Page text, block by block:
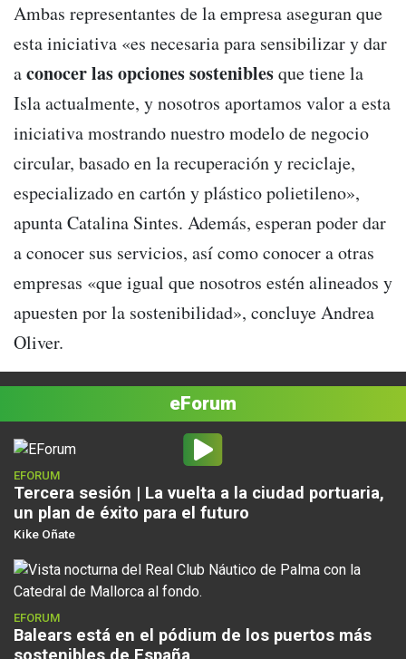
Ambas representantes de la empresa aseguran que
esta iniciativa «es necesaria para sensibilizar y dar
aconocer las opciones sosteniblesque tiene la
Isla actualmente, y nosotros aportamos valor a esta
iniciativa mostrando nuestro modelo de negocio
circular, basado en la recuperación y reciclaje,
especializado en cartón y plástico polietileno»,
apunta Catalina Sintes. Además, esperan poder dar
a conocer sus servicios, así como conocer a otras
empresas «que igual que nosotros estén alineados y
apuesten por la sostenibilidad», concluye Andrea
Oliver.
eForum
EFORUM
Tercera sesión | La vuelta a la ciudad portuaria,
un plan de éxito para el futuro
Kike Oñate
EFORUM
Balears está en el pódium de los puertos más
sostenibles de España